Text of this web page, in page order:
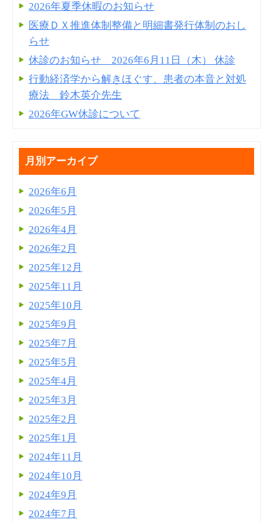
2026年夏季休暇のお知らせ
医療ＤＸ推進体制整備と明細書発⾏体制のおし
らせ
休診のお知らせ 2026年6月11日（木） 休診
行動経済学から解きほぐす、患者の本音と対処
療法 鈴木英介先生
2026年GW休診について
月別アーカイブ
2026年6月
2026年5月
2026年4月
2026年2月
2025年12月
2025年11月
2025年10月
2025年9月
2025年7月
2025年5月
2025年4月
2025年3月
2025年2月
2025年1月
2024年11月
2024年10月
2024年9月
2024年7月